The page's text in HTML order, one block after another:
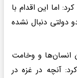
اما این اقدام با
دولتی دنبال نشده
انسان‌ها و وخامت
آنچه در غزه در